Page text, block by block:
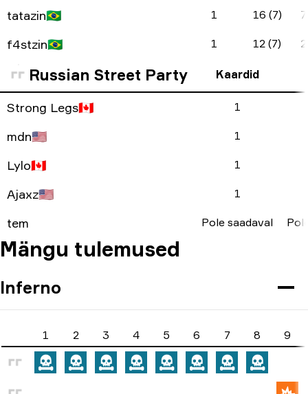
tatazin🇧🇷 1 16 (7)
f4stzin🇧🇷 1 12 (7)
Russian Street Party Kaardid
Strong Legs🇨🇦 1
mdn🇺🇸 1
Lylo🇨🇦 1
Ajaxz🇺🇸 1
tem Pole saadaval
Mängu tulemused
Inferno
1 2 3 4 5 6 7 8 9